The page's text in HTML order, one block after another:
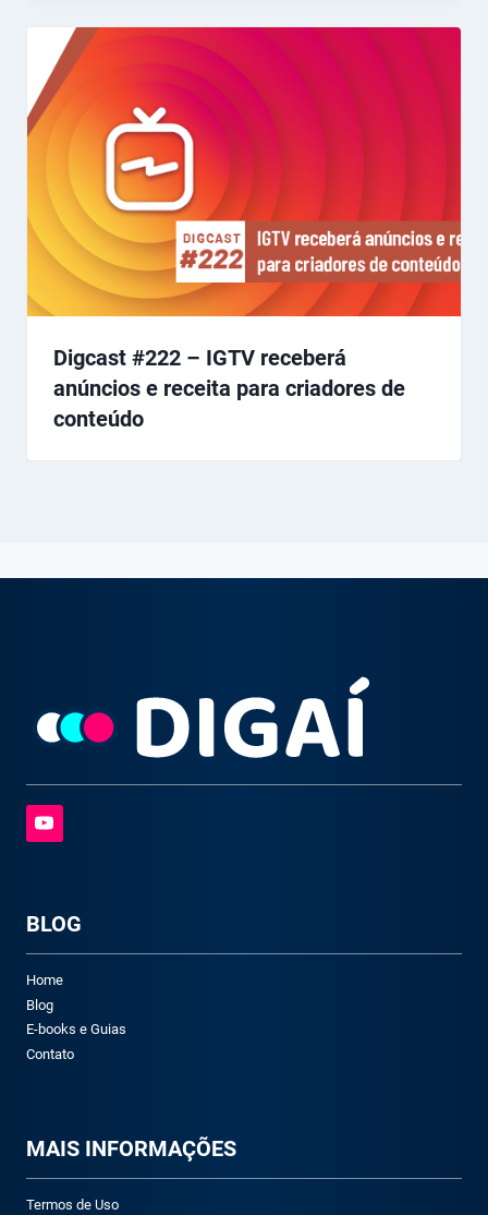
Digcast #222 – IGTV receberá
anúncios e receita para criadores de
conteúdo
BLOG
Home
Blog
E-books e Guias
Contato
MAIS INFORMAÇÕES
Termos de Uso